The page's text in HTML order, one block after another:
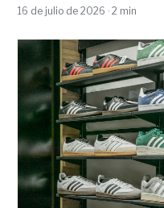
16 de julio de 2026 · 2 min